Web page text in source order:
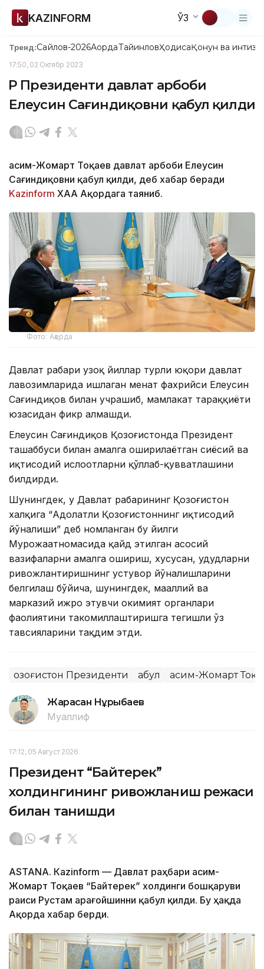
KAZINFORM ЎЗ
Тренд:Сайлов-2026АқордаТайинловҲодисаҚонун ва
17:50, 02 Октябр 2023
ҚР Президенти давлат арбоби
Елеусин Сағиндиқовни қабул қилди
Қасим-Жомарт Тоқаев давлат арбоби Елеусин
Сағиндиқовни қабул қилди, деб хабар беради
Kazinform ХАА Ақордага таяниб.
Фото: Ақорда
Давлат раҳбари узоқ йиллар турли юқори давлат
лавозимларида ишлаган меҳнат фахрийси Елеусин
Сағиндиқов билан учрашиб, мамлакат тараққиёти
юзасидан фикр алмашди.
Елеусин Сағиндиқов Қозоғистонда Президент
ташаббуси билан амалга оширилаётган сиёсий ва
иқтисодий ислоҳотларни қўллаб-қувватлашини
билдирди.
Шунингдек, у Давлат раҳбарининг Қозоғистон
халқига “Адолатли Қозоғистоннинг иқтисодий
йўналиши” деб номланган бу йилги
Мурожаатномасида қайд этилган асосий
вазифаларни амалга ошириш, хусусан, ҳудудларни
ривожлантиришнинг устувор йўналишларини
белгилаш бўйича, шунингдек, маҳаллий ва
марказий ижро этувчи ҳокимият органлари
фаолиятини такомиллаштиришга тегишли ўз
тавсияларини тақдим этди.
Қозоғистон Президенти Қабул Қасим-Жомарт
Жарасқан Нұрыбаев
Муаллиф
17:12, 05 Август 2026
Президент “Байтерек”
холдингининг ривожланиш режаси
билан танишди
ASTANА. Каzinform — Давлат раҳбари Қасим-
Жомарт Тоқаев “Байтерек” холдинги бошқаруви
раиси Рустам Қарағойшинни қабул қилди. Бу ҳақда
Ақорда хабар берди.